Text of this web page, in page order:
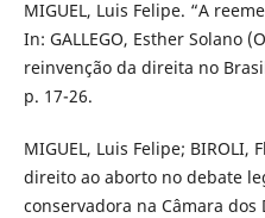
MIGUEL, Luis Felipe. “A
In: GALLEGO, Esther Solano
reinvenção da direita no
p. 17-26.
MIGUEL, Luis Felipe; BIROLI,
direito ao aborto no debate
conservadora na Câmara